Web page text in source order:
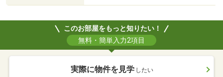
このお部屋をもっと知りたい！
無料・簡単入力2項目
実際に物件を見学 したい